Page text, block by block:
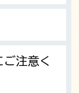
注意く